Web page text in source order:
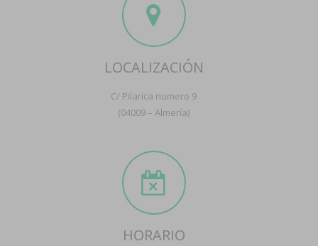
LOCALIZACIÓN
C/ Pilarica numero 9
(04009 – Almería)
HORARIO